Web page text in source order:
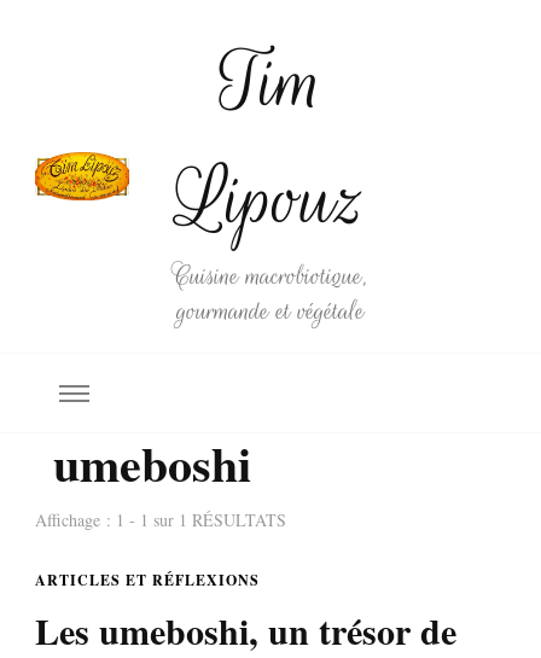
Tim
Lipouz
Cuisine macrobiotique,
gourmande et végétale
umeboshi
Affichage : 1 - 1 sur 1 RÉSULTATS
ARTICLES ET RÉFLEXIONS
Les umeboshi, un trésor de